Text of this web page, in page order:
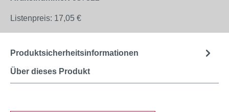
Listenpreis: 17,05 €
Über dieses Produkt
Produktsicherheitsinformationen